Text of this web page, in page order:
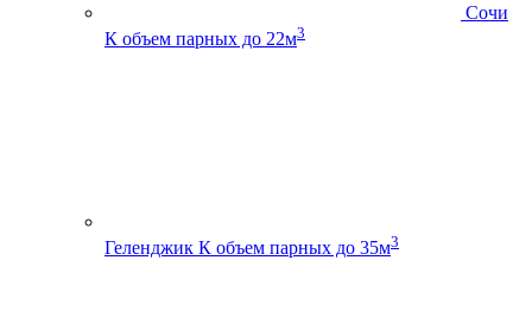
Сочи
К объем парных до 22м3
Геленджик К объем парных до 35м3